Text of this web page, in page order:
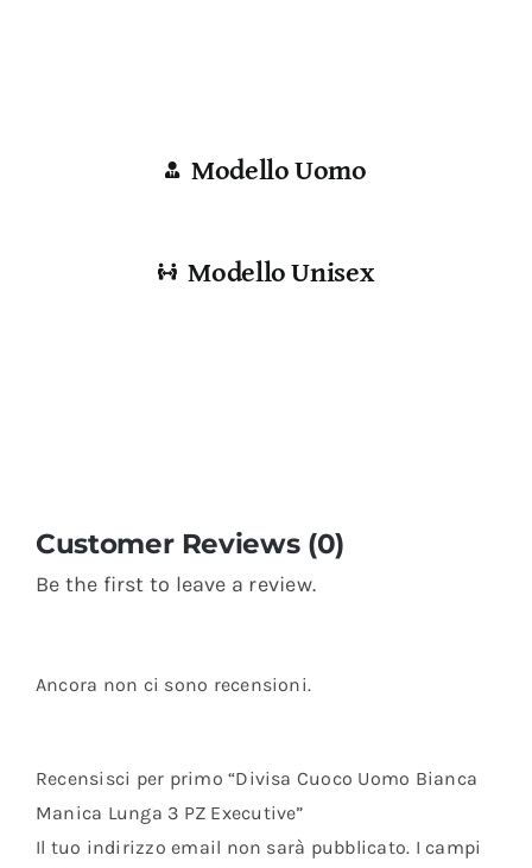
Modello Uomo
Modello Unisex
Customer Reviews (0)
Be the first to leave a review.
Ancora non ci sono recensioni.
Recensisci per primo “Divisa Cuoco Uomo Bianca
Manica Lunga 3 PZ Executive”
Il tuo indirizzo email non sarà pubblicato. I campi